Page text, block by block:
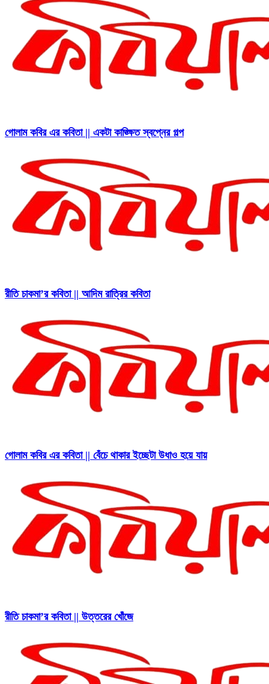
গোলাম কবির এর কবিতা || একটা কাঙ্ক্ষিত স্বপ্নের গল্প
রীতি চাকমা’র কবিতা || আদিম রাত্রির কবিতা
গোলাম কবির এর কবিতা || বেঁচে থাকার ইচ্ছেটা উধাও হয়ে যায়
রীতি চাকমা’র কবিতা || উত্তরের খোঁজে